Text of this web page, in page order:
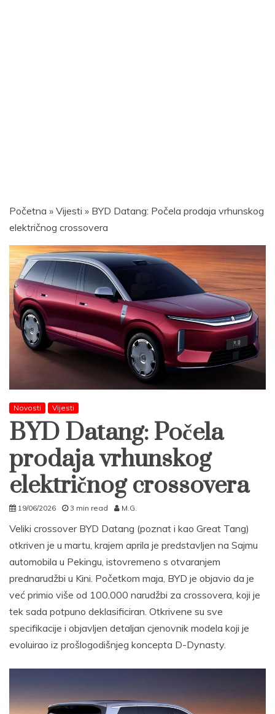
Početna » Vijesti » BYD Datang: Počela prodaja vrhunskog
električnog crossovera
Novosti Vijesti
BYD Datang: Počela
prodaja vrhunskog
električnog crossovera
19/06/2026 3 min read M.G.
Veliki crossover BYD Datang (poznat i kao Great Tang)
otkriven je u martu, krajem aprila je predstavljen na Sajmu
automobila u Pekingu, istovremeno s otvaranjem
prednarudžbi u Kini. Početkom maja, BYD je objavio da je
već primio više od 100.000 narudžbi za crossovera, koji je
tek sada potpuno deklasificiran. Otkrivene su sve
specifikacije i objavljen detaljan cjenovnik modela koji je
evoluirao iz prošlogodišnjeg koncepta D-Dynasty.